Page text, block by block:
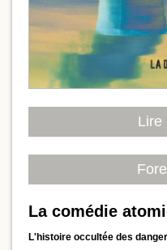
Lire
La comédie
L'histoire occultée des